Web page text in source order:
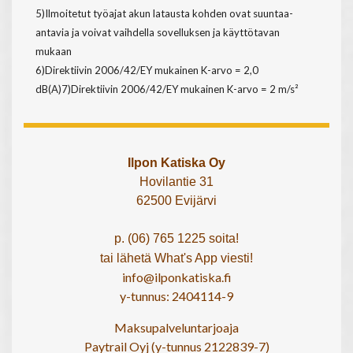
5)Ilmoitetut työajat akun latausta kohden ovat suuntaa-
antavia ja voivat vaihdella sovelluksen ja käyttötavan
mukaan
6)Direktiivin 2006/42/EY mukainen K-arvo = 2,0
dB(A)7)Direktiivin 2006/42/EY mukainen K-arvo = 2 m/s²
Ilpon Katiska Oy
Hovilantie 31
62500 Evijärvi
p. (06) 765 1225 soita!
tai lähetä What's App viesti!
info@ilponkatiska.fi
y-tunnus: 2404114-9
Maksupalveluntarjoaja
Paytrail Oyj (y-tunnus 2122839-7)